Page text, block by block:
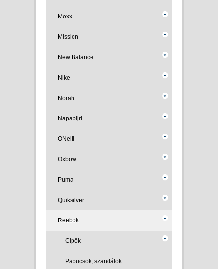
Mexx
Mission
New Balance
Nike
Norah
Napapijri
ONeill
Oxbow
Puma
Quiksilver
Reebok
Cipők
Papucsok, szandálok